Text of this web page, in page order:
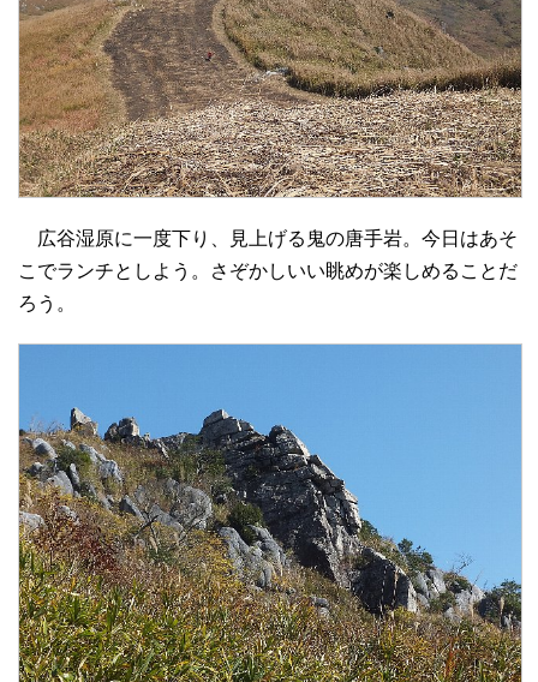
広谷湿原に一度下り、見上げる鬼の唐手岩。今日はあそ
こでランチとしよう。さぞかしいい眺めが楽しめることだ
ろう。